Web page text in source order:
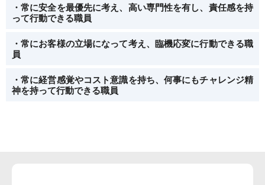
・常に安全を最優先に考え、高い専門性を有し、責任感を持
って行動できる職員
・常にお客様の立場になって考え、臨機応変に行動できる職
員
・常に経営感覚やコスト意識を持ち、何事にもチャレンジ精
神を持って行動できる職員